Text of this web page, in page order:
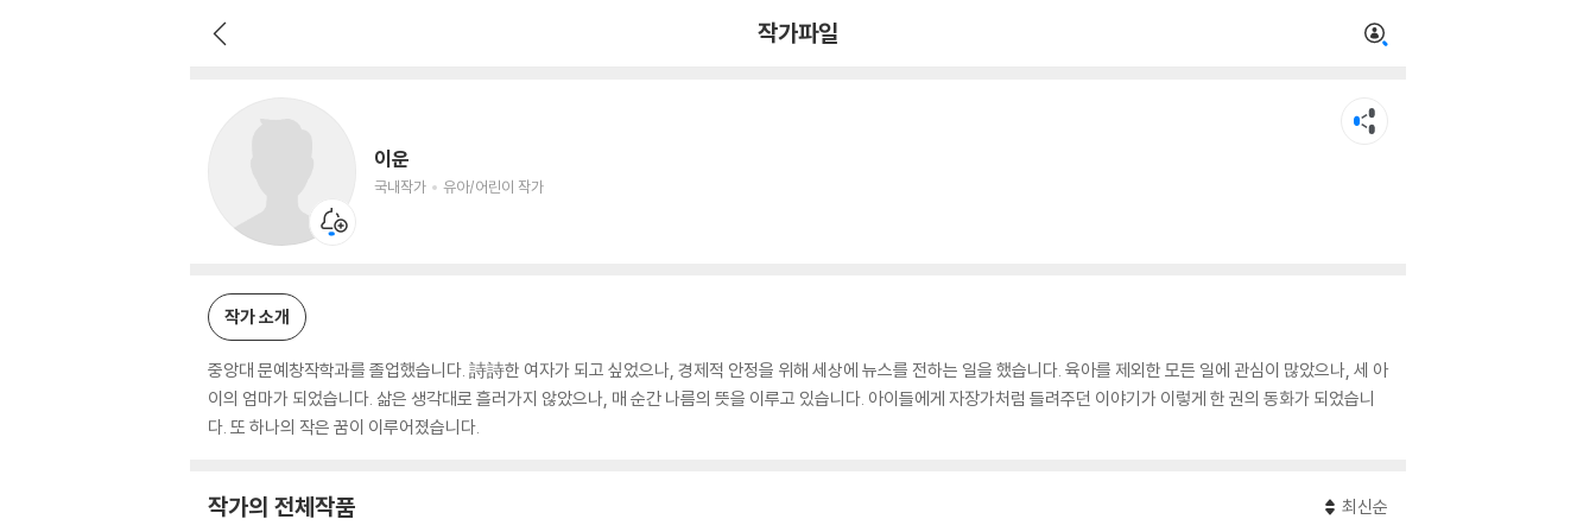
작가파일
이운
국내작가 유아/어린이 작가
작가 소개
중앙대 문예창작학과를 졸업했습니다. 詩詩한 여자가 되고 싶었으나, 경제적 안정을 위해 세상에 뉴스를 전하는 일을 했습니다. 육아를 제외한 모든 일에 관심이 많았으나, 세 아
이의 엄마가 되었습니다. 삶은 생각대로 흘러가지 않았으나, 매 순간 나름의 뜻을 이루고 있습니다. 아이들에게 자장가처럼 들려주던 이야기가 이렇게 한 권의 동화가 되었습니
다. 또 하나의 작은 꿈이 이루어졌습니다.
작가의 전체작품 최신순